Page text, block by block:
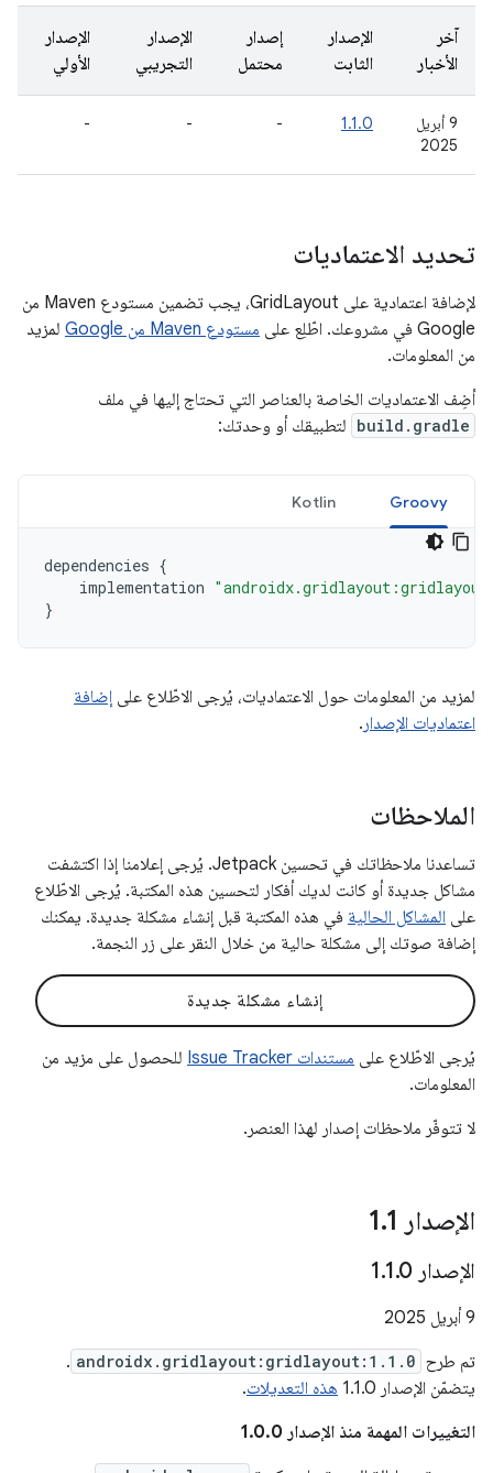
آخر
الأخبار
الإصدار
الثابت
إصدار
محتمل
الإصدار
التجريبي
الإصدار
الأولي
‫9 أبريل
2025
1.1.0
-
-
-
تحديد الاعتماديات
لإضافة اعتمادية على GridLayout، يجب تضمين مستودع Maven من
Google في مشروعك. اطّلِع على
مستودع Maven من Google
لمزيد
من المعلومات.
أضِف الاعتماديات الخاصة بالعناصر التي تحتاج إليها في ملف
build.gradle لتطبيقك أو وحدتك:
Groovy
Kotlin
dependencies {
implementation
}
لمزيد من المعلومات حول الاعتماديات، يُرجى الاطّلاع على إضافة
اعتماديات الإصدار .
الملاحظات
تساعدنا ملاحظاتك في تحسين Jetpack. يُرجى إعلامنا إذا اكتشفت
مشاكل جديدة أو كانت لديك أفكار لتحسين هذه المكتبة. يُرجى الاطّلاع
على المشاكل الحالية في هذه المكتبة قبل إنشاء مشكلة جديدة. يمكنك
إضافة صوتك إلى مشكلة حالية من خلال النقر على زر النجمة.
إنشاء مشكلة جديدة
يُرجى الاطّلاع على مستندات Issue Tracker
للحصول على مزيد من
المعلومات.
لا تتوفّر ملاحظات إصدار لهذا العنصر.
الإصدار 1 .1
الإصدار 1 .1.0
‫9 أبريل 2025
تم طرح androidx.gridlayout:gridlayout:1.1.0
.
يتضمّن الإصدار 1.1.0
هذه التعديلات.
التغييرات المهمة منذ الإصدار 1.0.0